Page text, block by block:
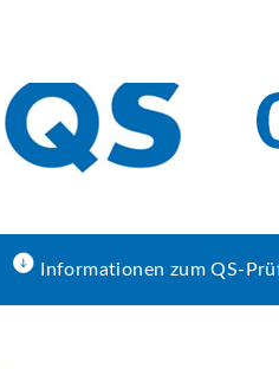
Informationen zum QS-